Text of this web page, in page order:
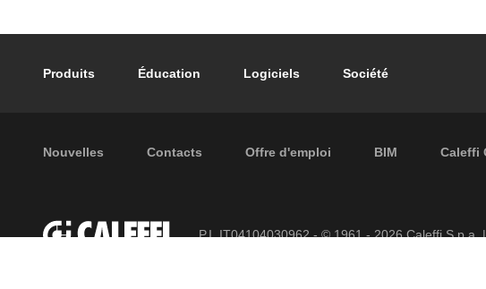
Footer main navigation
Produits Éducation Logiciels Société
Footer secondary navigation
Nouvelles Contacts Offre d'emploi BIM Caleffi
P.I. IT04104030962 - © 1961 - 2026Caleffi S.p.a.